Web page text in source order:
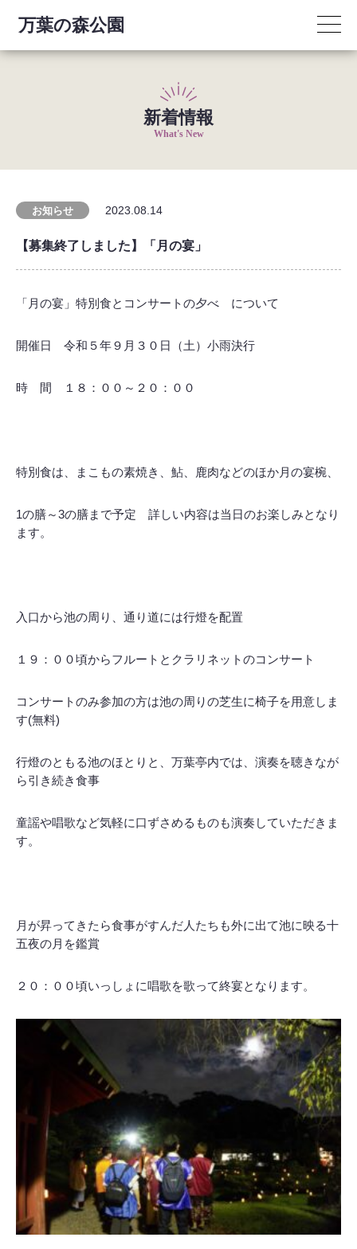
万葉の森公園
新着情報
What's New
お知らせ 2023.08.14
【募集終了しました】「月の宴」
「月の宴」特別食とコンサートの夕べ について
開催日 令和５年９月３０日（土）小雨決行
時 間 １８：００～２０：００
特別食は、まこもの素焼き、鮎、鹿肉などのほか月の宴椀、
1の膳～3の膳まで予定 詳しい内容は当日のお楽しみとなり
ます。
入口から池の周り、通り道には行燈を配置
１９：００頃からフルートとクラリネットのコンサート
コンサートのみ参加の方は池の周りの芝生に椅子を用意しま
す(無料)
行燈のともる池のほとりと、万葉亭内では、演奏を聴きなが
ら引き続き食事
童謡や唱歌など気軽に口ずさめるものも演奏していただきま
す。
月が昇ってきたら食事がすんだ人たちも外に出て池に映る十
五夜の月を鑑賞
２０：００頃いっしょに唱歌を歌って終宴となります。